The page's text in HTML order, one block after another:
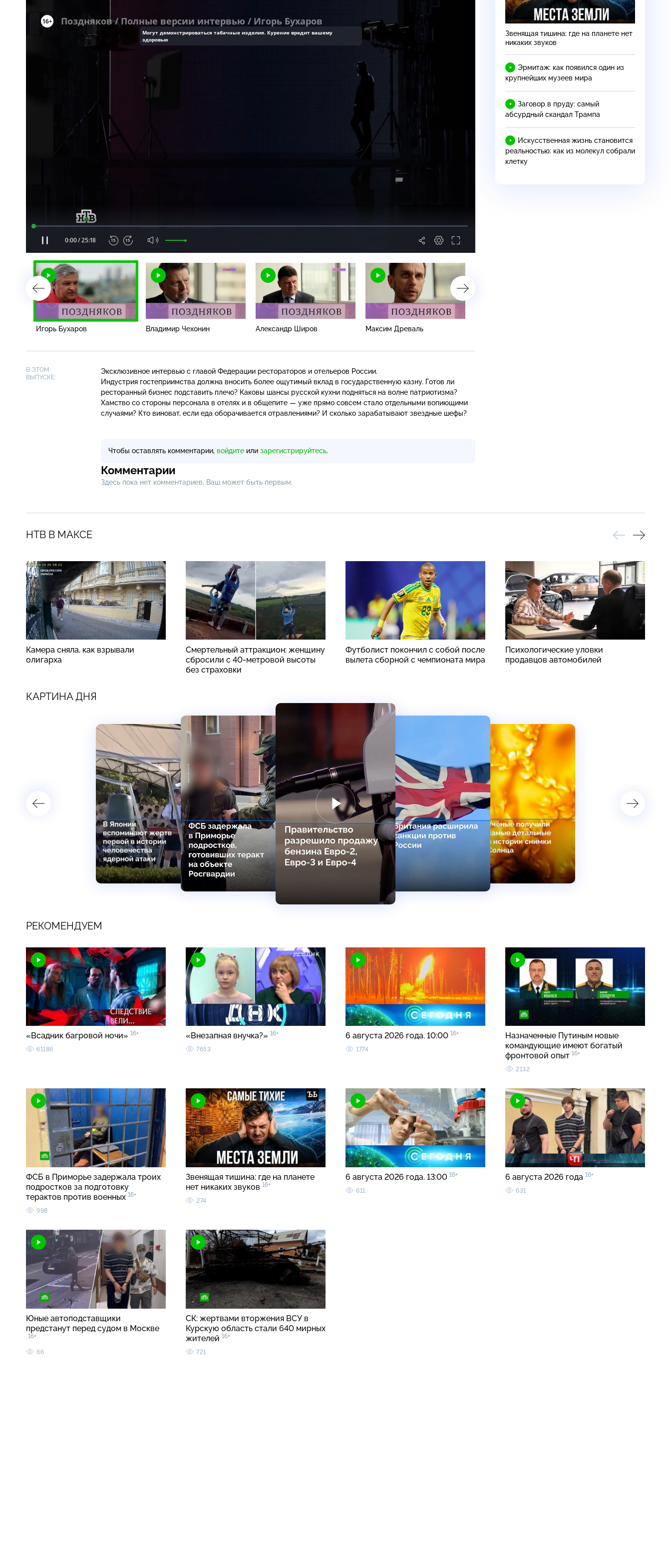
/
Загрузка:
Настройки
16+
Могут демонстрироваться табачные изделия. Курение вредит вашему
здоровью
Игорь Бухаров Владимир Чехонин Александр Широв Максим Древаль
В ЭТОМ
ВЫПУСКЕ:
Эксклюзивное интервью с главой Федерации рестораторов и отельеров России.
Индустрия гостеприимства должна вносить более ощутимый вклад в государственную казну. Готов ли
ресторанный бизнес подставить плечо? Каковы шансы русской кухни подняться на волне патриотизма?
Хамство со стороны персонала в отелях и в общепите — уже прямо совсем стало отдельными вопиющими
случаями? Кто виноват, если еда оборачивается отравлениями? И сколько зарабатывают звездные шефы?
Чтобы оставлять комментарии, войдите или зарегистрируйтесь.
Комментарии
Здесь пока нет комментариев, Ваш может быть первым.
Звенящая тишина: где на планете нет
никаких звуков
Эрмитаж: как появился один из
крупнейших музеев мира
Заговор в пруду: самый
абсурдный скандал Трампа
Искусственная жизнь становится
реальностью: как из молекул собрали
клетку
НТВ В МАКСЕ
Камера сняла, как взрывали
олигарха
Смертельный аттракцион: женщину
сбросили с 40-метровой высоты
без страховки
Футболист покончил с собой после
вылета сборной с чемпионата мира
Психологические уловки
продавцов автомобилей
КАРТИНА ДНЯ
РЕКОМЕНДУЕМ
«Всадник багровой ночи» 16+
61186
«Внезапная внучка?» 16+
7653
6 августа 2026 года. 10:00 16+
1774
Назначенные Путиным новые
командующие имеют богатый
фронтовой опыт 16+
2132
ФСБ в Приморье задержала троих
подростков за подготовку
терактов против военных 16+
998
Звенящая тишина: где на планете
нет никаких звуков 16+
274
6 августа 2026 года. 13:00 16+
611
6 августа 2026 года 16+
631
Юные автоподставщики
предстанут перед судом в Москве
16+
66
СК: жертвами вторжения ВСУ в
Курскую область стали 640 мирных
жителей 16+
721